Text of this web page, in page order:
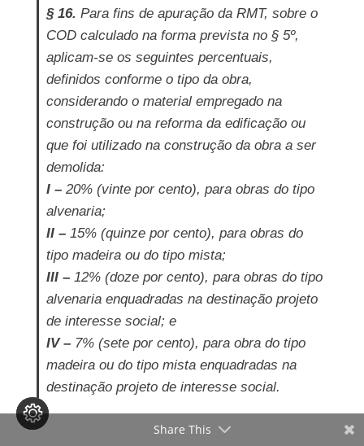
§ 16.Para fins de apuração da RMT, sobre o
COD calculado na forma prevista no § 5º,
aplicam-se os seguintes percentuais,
definidos conforme o tipo da obra,
considerando o material empregado na
construção ou na reforma da edificação ou
que foi utilizado na construção da obra a ser
demolida:
I –20% (vinte por cento), para obras do tipo
alvenaria;
II – 15% (quinze por cento), para obras do
tipo madeira ou do tipo mista;
III – 12% (doze por cento), para obras do tipo
alvenaria enquadradas na destinação projeto
de interesse social; e
IV – 7% (sete por cento), para obra do tipo
madeira ou do tipo mista enquadradas na
destinação projeto de interesse social.
Share This